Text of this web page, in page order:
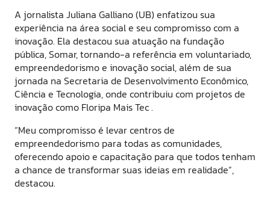
A jornalista Juliana Galliano (UB) enfatizou sua
experiência na área social e seu compromisso com a
inovação. Ela destacou sua atuação na fundação
pública, Somar, tornando-a referência em voluntariado,
empreendedorismo e inovação social, além de sua
jornada na Secretaria de Desenvolvimento Econômico,
Ciência e Tecnologia, onde contribuiu com projetos de
inovação como Floripa Mais Tec .
“Meu compromisso é levar centros de
empreendedorismo para todas as comunidades,
oferecendo apoio e capacitação para que todos tenham
a chance de transformar suas ideias em realidade”,
destacou.